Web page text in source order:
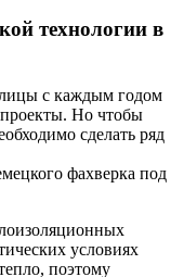
технологии в
с каждым годом
проекты. Но чтобы
сделать ряд
фахверка под
условиях
поэтому